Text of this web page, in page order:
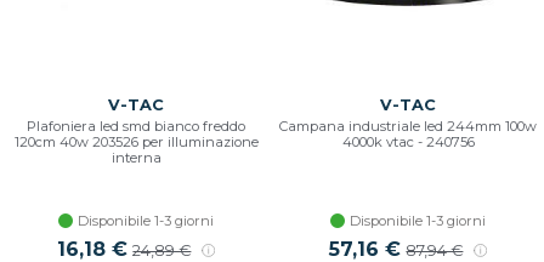
V-TAC
Plafoniera led smd bianco freddo
120cm 40w 203526 per illuminazione
interna
Disponibile 1-3 giorni
16,18 € 24,89 €
V-TAC
Campana industriale led 244mm 100w
4000k vtac - 240756
Disponibile 1-3 giorni
57,16 € 87,94 €